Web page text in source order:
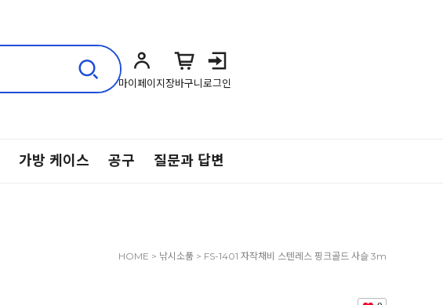
마이페이지장바구니로그인
가방 케이스 공구 질문과 답변
HOME > 낚시소품 > FS-1401 자작채비 스텐레스 핑크골드 사슬 3m